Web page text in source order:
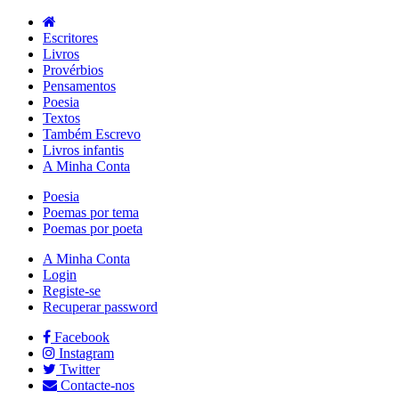
Escritores
Livros
Provérbios
Pensamentos
Poesia
Textos
Também Escrevo
Livros infantis
A Minha Conta
Poesia
Poemas por tema
Poemas por poeta
A Minha Conta
Login
Registe-se
Recuperar password
Facebook
Instagram
Twitter
Contacte-nos